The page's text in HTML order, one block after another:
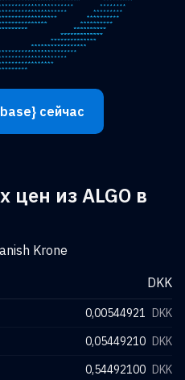
сейчас
цен из ALGO в
Krone
DKK
0,00544921 DKK
0,05449210 DKK
0,54492100 DKK